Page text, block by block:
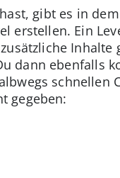
gibt es in
erstellen. Ein
dann ebenfalls
schnellen
gegeben: